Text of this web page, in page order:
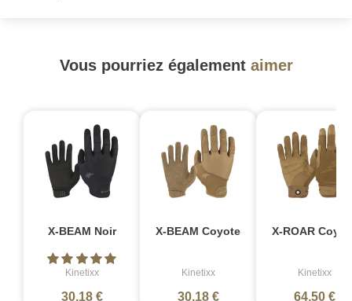
Vous pourriez également aimer
X-BEAM Noir
Kinetixx
30,18 €
X-BEAM Coyote
Kinetixx
30,18 €
X-ROAR
Kinetixx
64,50 €